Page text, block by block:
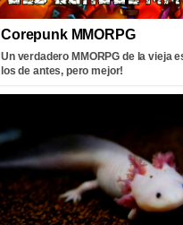
Corepunk MMORPG
Un verdadero MMORPG de la vieja
los de antes, pero mejor!